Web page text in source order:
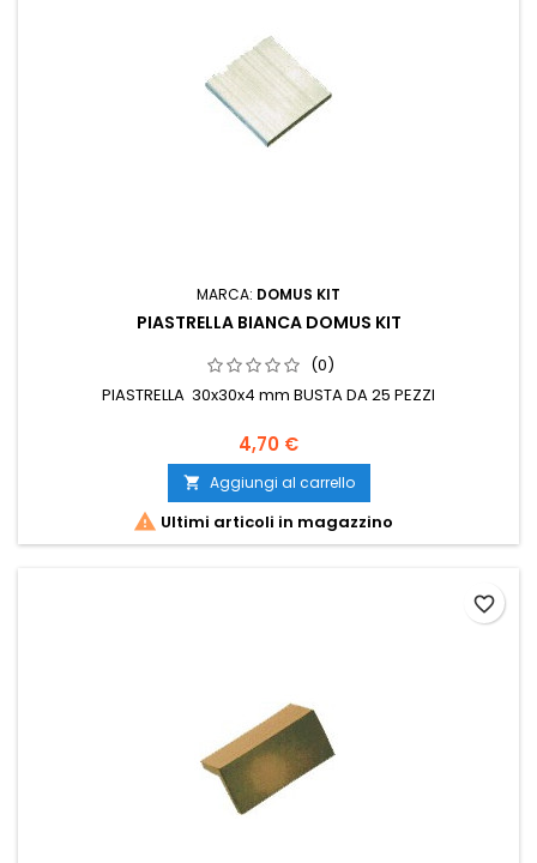
MARCA: DOMUS KIT
PIASTRELLA BIANCA DOMUS KIT
(0)
PIASTRELLA 30x30x4 mm BUSTA DA 25 PEZZI
4,70 €
 Aggiungi al carrello
 Ultimi articoli in magazzino
favorite_border